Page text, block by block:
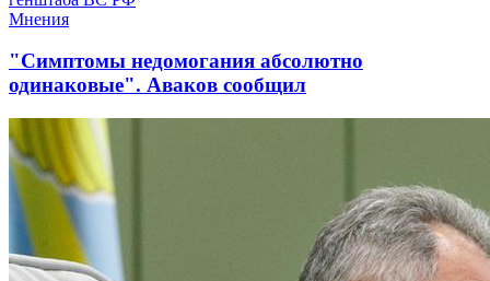
Мнения
"Симптомы недомогания абсолютно
одинаковые". Аваков сообщил